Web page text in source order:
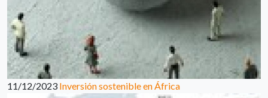
11/12/2023 Inversión sostenible en África